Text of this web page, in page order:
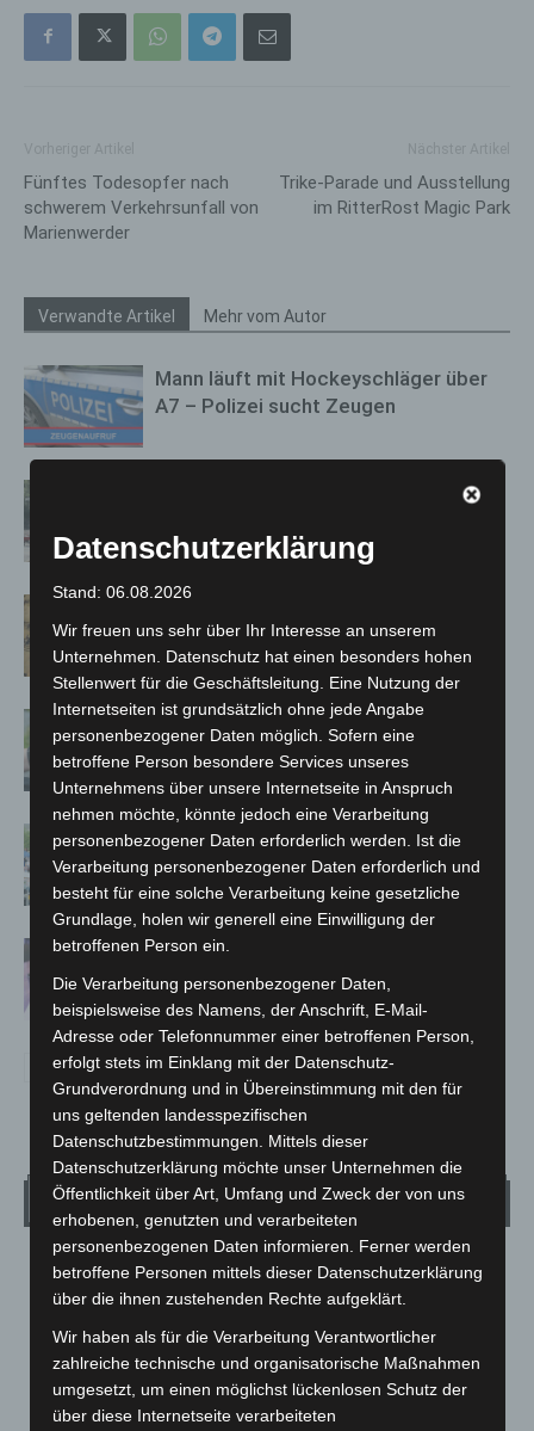
Fünftes Todesopfer nach
schwerem Verkehrsunfall von
Marienwerder
Trike-Parade und Ausstellung
im RitterRost Magic Park
Verwandte Artikel Mehr vom Autor
Mann läuft mit Hockeyschläger über
A7 – Polizei sucht Zeugen
Gasleitung bei McDonald’s-Umbau in
Französische Oper im Maschpark
Langenhagen: Autofahrer mit 3,17
Promille aus dem Verkehr gezogen
Blaulichtmeile Langenhagen 2026:
Polizei, Feuerwehr und Rettung
hautnah erleben
Polizei Langenhagen testet Aufnahme
von Anzeigen per Videochat
Wetter
LANGENHAGEN
Bedeckt
22.4° C 23.3°
21.7°
Datenschutzerklärung
Stand: 06.08.2026
Wir freuen uns sehr über Ihr Interesse an unserem
Unternehmen. Datenschutz hat einen besonders hohen
Stellenwert für die Geschäftsleitung. Eine Nutzung der
Internetseiten ist grundsätzlich ohne jede Angabe
personenbezogener Daten möglich. Sofern eine
betroffene Person besondere Services unseres
Unternehmens über unsere Internetseite in Anspruch
nehmen möchte, könnte jedoch eine Verarbeitung
personenbezogener Daten erforderlich werden. Ist die
Verarbeitung personenbezogener Daten erforderlich und
besteht für eine solche Verarbeitung keine gesetzliche
Grundlage, holen wir generell eine Einwilligung der
betroffenen Person ein.
Die Verarbeitung personenbezogener Daten,
beispielsweise des Namens, der Anschrift, E-Mail-
Adresse oder Telefonnummer einer betroffenen Person,
erfolgt stets im Einklang mit der Datenschutz-
Grundverordnung und in Übereinstimmung mit den für
uns geltenden landesspezifischen
Datenschutzbestimmungen. Mittels dieser
Datenschutzerklärung möchte unser Unternehmen die
Öffentlichkeit über Art, Umfang und Zweck der von uns
erhobenen, genutzten und verarbeiteten
personenbezogenen Daten informieren. Ferner werden
betroffene Personen mittels dieser Datenschutzerklärung
über die ihnen zustehenden Rechte aufgeklärt.
Wir haben als für die Verarbeitung Verantwortlicher
zahlreiche technische und organisatorische Maßnahmen
umgesetzt, um einen möglichst lückenlosen Schutz der
über diese Internetseite verarbeiteten